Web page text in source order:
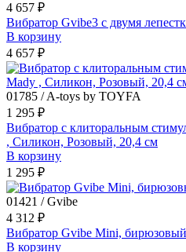
4 657 ₽
Вибратор Gvibe3 с двумя
В корзину
4 657 ₽
01785 / A-toys by TOYFA
1 295 ₽
Вибратор с клиторальным
, Силикон, Розовый, 20,4 см
В корзину
1 295 ₽
01421 / Gvibe
4 312 ₽
Вибратор Gvibe Mini, бирюзовый
В корзину